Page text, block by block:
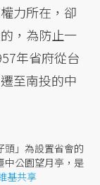
力所在，卻
，為防止一
年省府從台
至南投的中
頭」為設置省會的
中公園望月亭，是
基共享